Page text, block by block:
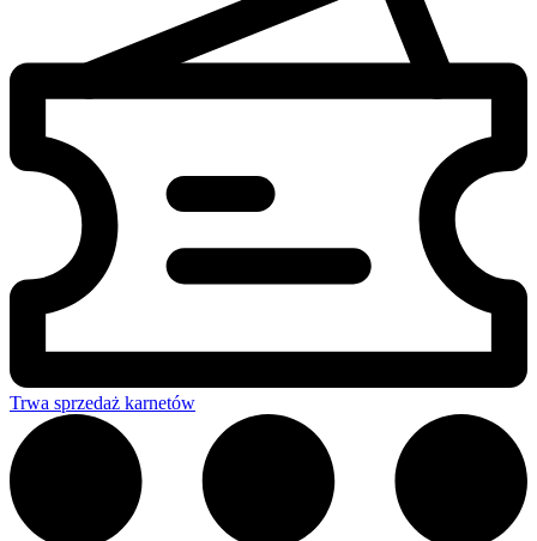
Trwa sprzedaż karnetów